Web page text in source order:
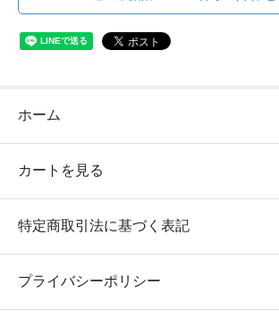
ホーム
カートを見る
特定商取引法に基づく表記
プライバシーポリシー